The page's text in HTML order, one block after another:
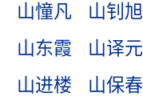
山憧凡
山钊旭
山东霞
山译元
山进楼
山保春